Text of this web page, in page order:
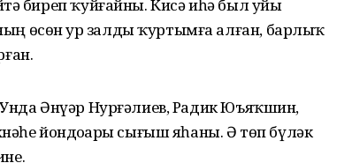
биреп ҡуйғайны. Кисә иһә был уйы
өсөн ҙур залды ҡуртымға алған, барлыҡ
Әнүәр Нурғәлиев, Радик Юъяҡшин,
йондоҙҙары сығыш яһаны. Ә төп бүләк